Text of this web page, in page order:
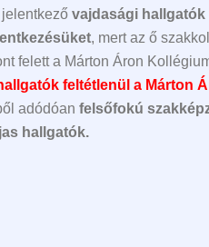
vajdasági hallgatók
, mert az ő
felett a Márton Áron
feltétlenül a Márton
adódóan felsőfokú
hallgatók.